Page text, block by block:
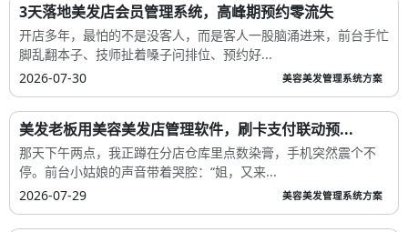
3天落地美发店会员管理系统，高峰期预约零流失
开店多年，最怕的不是没客人，而是客人一股脑涌进来，前台手忙
脚乱翻本子、技师扯着嗓子问排位、预约好...
2026-07-30
美容美发管理系统方案
美发老板用美容美发店管理软件，刷卡支付联动预...
那天下午两点，我正蹲在分店仓库里点数染膏，手机突然震个不
停。前台小姑娘的声音带着哭腔：“姐，又来...
2026-07-29
美容美发管理系统方案